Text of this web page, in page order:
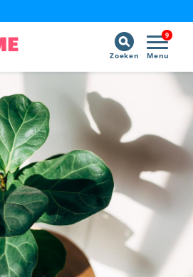
9
Menu
Zoeken